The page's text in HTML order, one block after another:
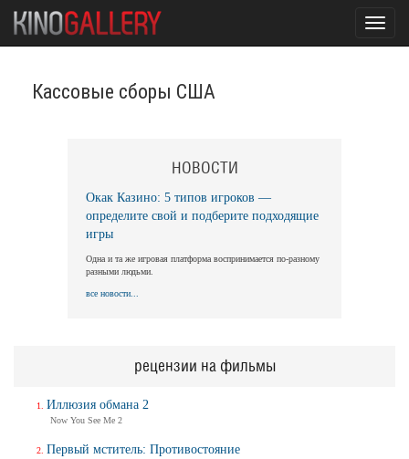
Кассовые сборы США
НОВОСТИ
Окак Казино: 5 типов игроков —
определите свой и подберите подходящие
игры
Одна и та же игровая платформа воспринимается по-разному
разными людьми.
все новости...
рецензии на фильмы
Иллюзия обмана 2
Now You See Me 2
Первый мститель: Противостояние